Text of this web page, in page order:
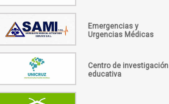
Emergencias y
Urgencias Médicas
Centro de investigación
educativa